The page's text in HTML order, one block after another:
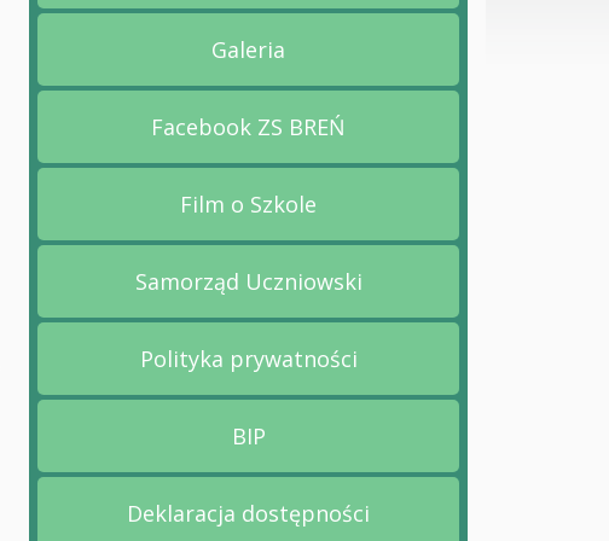
Przejdź na stronę Galeria
Galeria
Przejdź na stronę Facebook ZS
Facebook ZS BREŃ
Przejdź na stronę Film o Szkole
Film o Szkole
Przejdź na stronę Samorząd
Samorząd Uczniowski
Przejdź na stronę Polityka
Polityka prywatności
Przejdź na stronę BIP
BIP
Przejdź na stronę Deklaracja
Deklaracja dostępności